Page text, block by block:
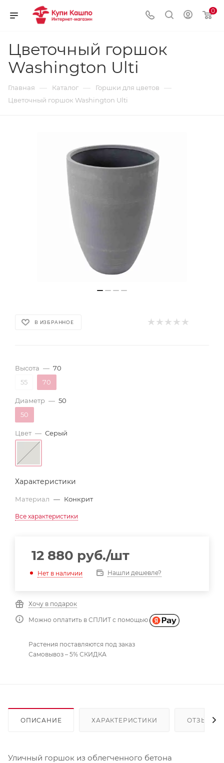
0
Цветочный горшок
Washington Ulti
Главная — Каталог — Горшки для цветов —
Цветочный горшок Washington Ulti
В ИЗБРАННОЕ
Высота — 70
55
70
Диаметр — 50
50
Цвет — Серый
Характеристики
Материал — Конкрит
Все характеристики
12 880 руб./шт
Нет в наличии Нашли дешевле?
Хочу в подарок
Можно оплатить в СПЛИТ с помощью
Растения поставляются под заказ
Самовывоз – 5% СКИДКА
ОПИСАНИЕ ХАРАКТЕРИСТИКИ ОТЗЫВЫ
Уличный горшок из облегченного бетона